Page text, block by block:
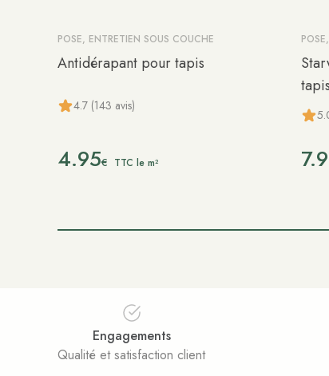
POSE, ENTRETIEN SOUS COUCHE
Antidérapant pour tapis
4.7 (143 avis)
4.95€ TTC le m²
Engagements
Qualité et satisfaction client